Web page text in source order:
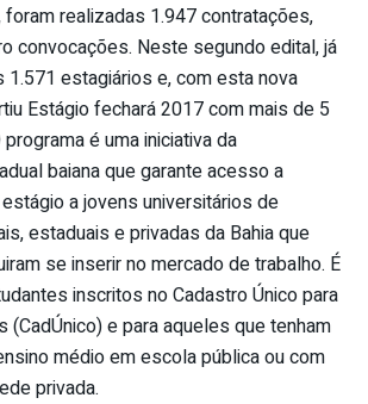
foram realizadas 1.947 contratações,
convocações. Neste segundo edital, já
estagiários e, com esta nova
Estágio fechará 2017 com mais de 5
é uma iniciativa da
baiana que garante acesso a
a jovens universitários de
estaduais e privadas da Bahia que
se inserir no mercado de trabalho. É
inscritos no Cadastro Único para
(CadÚnico) e para aqueles que tenham
médio em escola pública ou com
privada.